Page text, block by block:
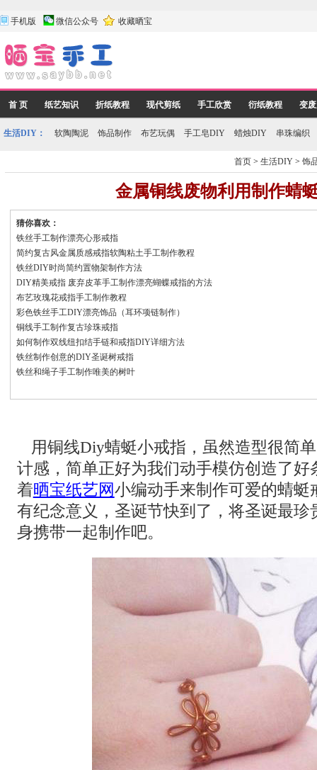
手机版 微信公众号 收藏晒宝
首 页 纸艺知识 折纸教程 现代剪纸 手工欣赏 衍纸教程 变
生活DIY： 软陶陶泥 饰品制作 布艺玩偶 手工皂DIY 蜡烛DIY 串珠编织
首页 >生活DIY >饰
金属铜线废物利用制作蜻
猜你喜欢：
铁丝手工制作漂亮心形戒指
简约复古风金属质感戒指软陶粘土手工制作教程
铁丝DIY时尚简约置物架制作方法
DIY精美戒指 废弃皮革手工制作漂亮蝴蝶戒指的方法
布艺玫瑰花戒指手工制作教程
彩色铁丝手工DIY漂亮饰品（耳环项链制作）
铜线手工制作复古珍珠戒指
如何制作双线纽扣结手链和戒指DIY详细方法
铁丝制作创意的DIY圣诞树戒指
铁丝和绳子手工制作唯美的树叶
用铜线Diy蜻蜓小戒指，虽然造型很简
计感，简单正好为我们动手模仿创造了好
着晒宝纸艺网小编动手来制作可爱的蜻蜓
有纪念意义，圣诞节快到了，将圣诞最珍
身携带一起制作吧。